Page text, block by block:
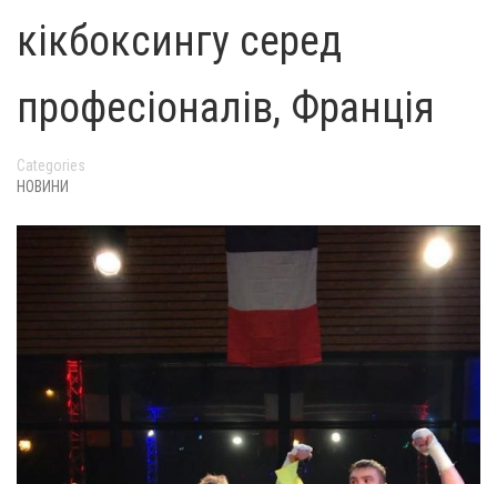
кікбоксингу серед
професіоналів, Франція
Categories
НОВИНИ